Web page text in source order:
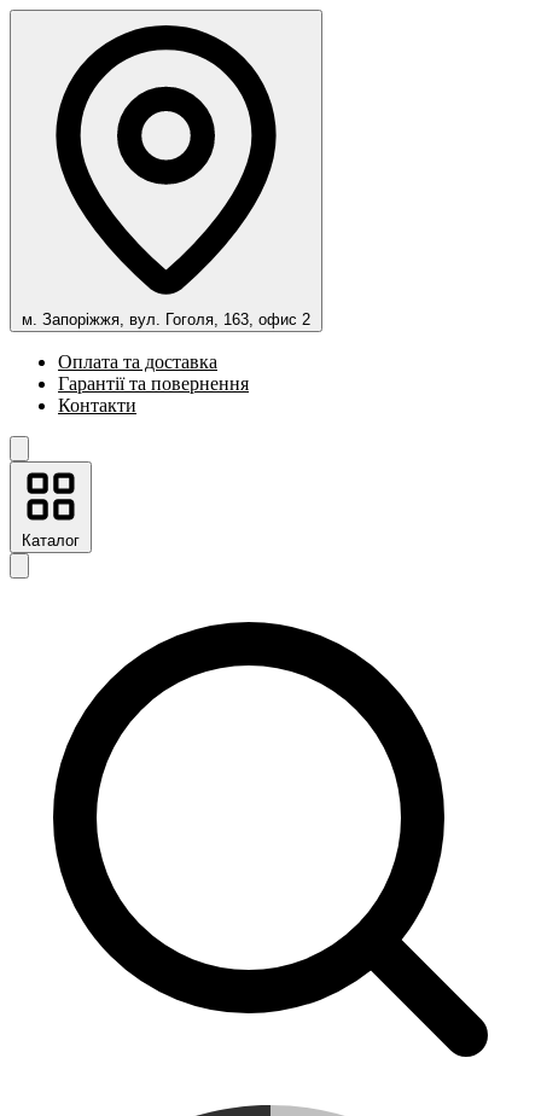
м. Запоріжжя, вул. Гоголя, 163, офис 2
Оплата та доставка
Гарантії та повернення
Контакти
Каталог